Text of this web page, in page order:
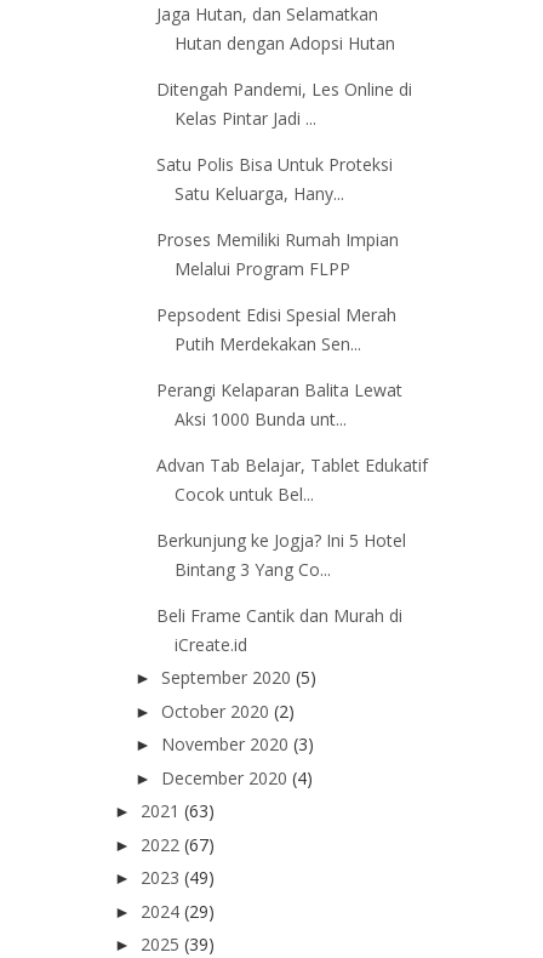
Jaga Hutan, dan Selamatkan
Hutan dengan Adopsi Hutan
Ditengah Pandemi, Les Online di
Kelas Pintar Jadi ...
Satu Polis Bisa Untuk Proteksi
Satu Keluarga, Hany...
Proses Memiliki Rumah Impian
Melalui Program FLPP
Pepsodent Edisi Spesial Merah
Putih Merdekakan Sen...
Perangi Kelaparan Balita Lewat
Aksi 1000 Bunda unt...
Advan Tab Belajar, Tablet Edukatif
Cocok untuk Bel...
Berkunjung ke Jogja? Ini 5 Hotel
Bintang 3 Yang Co...
Beli Frame Cantik dan Murah di
iCreate.id
► September 2020 (5)
► October 2020 (2)
► November 2020 (3)
► December 2020 (4)
► 2021 (63)
► 2022 (67)
► 2023 (49)
► 2024 (29)
► 2025 (39)